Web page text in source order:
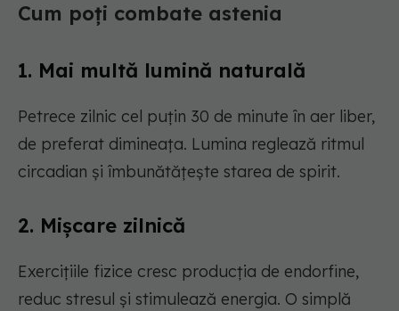
Cum poți combate astenia
1. Mai multă lumină naturală
Petrece zilnic cel puțin 30 de minute în aer liber,
de preferat dimineața. Lumina reglează ritmul
circadian și îmbunătățește starea de spirit.
2. Mișcare zilnică
Exercițiile fizice cresc producția de endorfine,
reduc stresul și stimulează energia. O simplă